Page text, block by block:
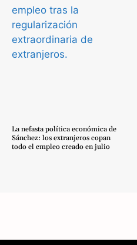
La nefasta política económica de
Sánchez: los extranjeros copan
todo el empleo creado en julio